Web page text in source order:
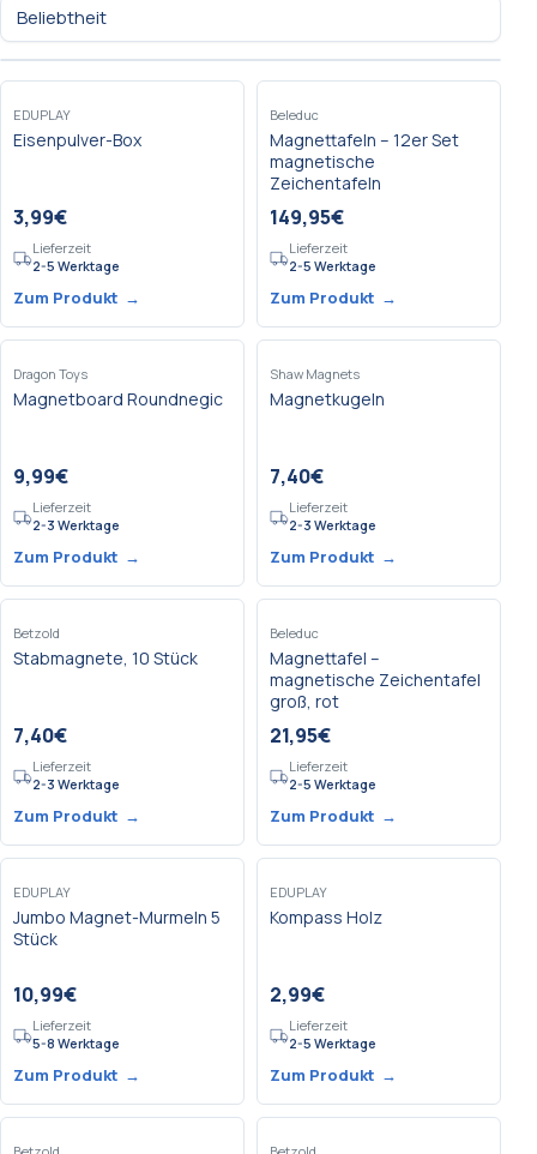
EDUPLAY
Eisenpulver-Box
3,99€
Lieferzeit
2-5 Werktage
Zum Produkt →
Beleduc
Magnettafeln – 12er Set
magnetische
Zeichentafeln
149,95€
Lieferzeit
2-5 Werktage
Zum Produkt →
Dragon Toys
Magnetboard Roundnegic
9,99€
Lieferzeit
2-3 Werktage
Zum Produkt →
Shaw Magnets
Magnetkugeln
7,40€
Lieferzeit
2-3 Werktage
Zum Produkt →
Betzold
Stabmagnete, 10 Stück
7,40€
Lieferzeit
2-3 Werktage
Zum Produkt →
Beleduc
Magnettafel –
magnetische Zeichentafel
groß, rot
21,95€
Lieferzeit
2-5 Werktage
Zum Produkt →
EDUPLAY
Jumbo Magnet-Murmeln 5
Stück
10,99€
Lieferzeit
5-8 Werktage
Zum Produkt →
EDUPLAY
Kompass Holz
2,99€
Lieferzeit
2-5 Werktage
Zum Produkt →